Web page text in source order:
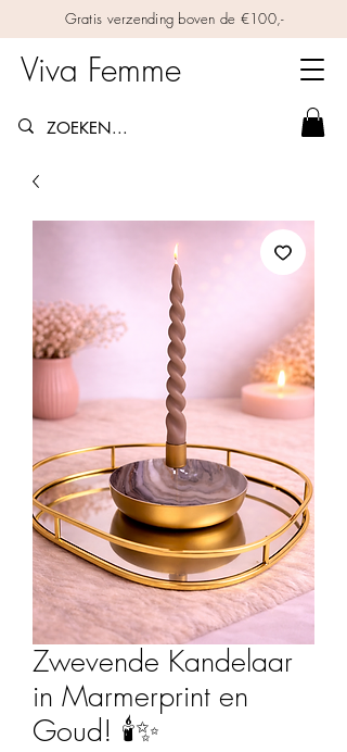
Gratis verzending boven de €100,-
Viva Femme
Zwevende Kandelaar
in Marmerprint en
Goud! 🕯️✨